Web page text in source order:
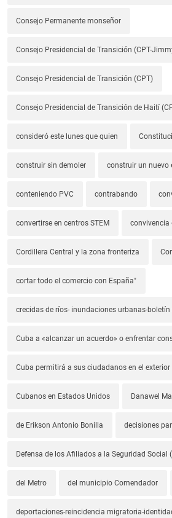
Consejo Permanente monseñor
Consejo Presidencial de Transición (CPT-
Consejo Presidencial de Transición (CPT)
Consejo Presidencial de Transición de Haití
consideró este lunes que quien
construir sin demoler construir un nuevo
conteniendo PVC contrabando
convertirse en centros STEM
Cordillera Central y la zona fronteriza
cortar todo el comercio con España"
crecidas de ríos- inundaciones urbanas-
Cuba a «alcanzar un acuerdo» o enfrentar
Cuba permitirá a sus ciudadanos en el exterior
Cubanos en Estados Unidos Danawel
de Erikson Antonio Bonilla decisiones
Defensa de los Afiliados a la Seguridad Social
del Metro del municipio Comendador
deportaciones-reincidencia migratoria-